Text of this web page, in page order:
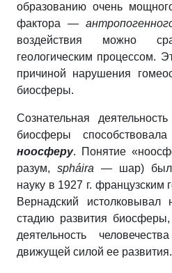
образованию очень
фактора —
воздействия можно
геологическим процессом.
причиной нарушения
биосферы.
Сознательная
биосферы
ноосферу. Понятие
разум, spháira — шар)
науку в 1927 г.
Вернадский
стадию развития
деятельность
движущей силой ее развития.